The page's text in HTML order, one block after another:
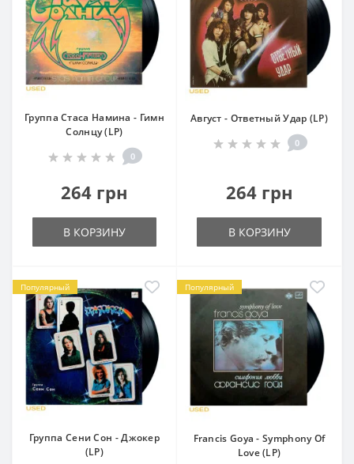
Группа Стаса Намина - Гимн
Солнцу (LP)
0
264 грн
В КОРЗИНУ
Август - Ответный Удар (LP)
0
264 грн
В КОРЗИНУ
Популярный
Группа Сени Сон - Джокер
(LP)
Популярный
Francis Goya - Symphony Of
Love (LP)